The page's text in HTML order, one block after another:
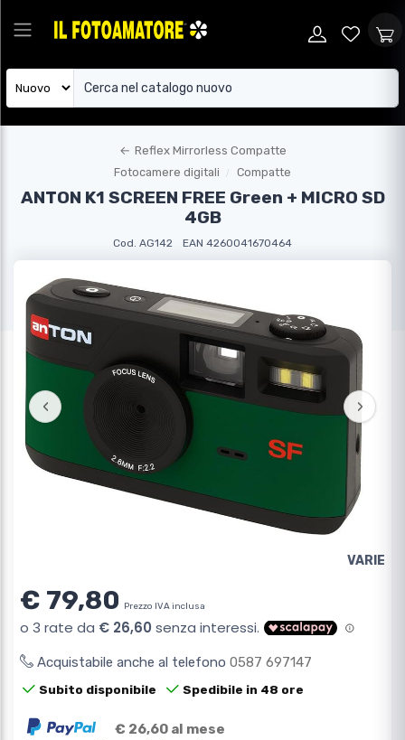
← Reflex Mirrorless Compatte
Fotocamere digitali
Compatte
ANTON K1 SCREEN FREE Green + MICRO SD
4GB
Cod. AG142 EAN 4260041670464
‹ ›
VARIE
€ 79,80 Prezzo IVA inclusa
Acquistabile anche al telefono 0587 697147
Subito disponibile Spedibile in 48 ore
€ 26,60 al mese